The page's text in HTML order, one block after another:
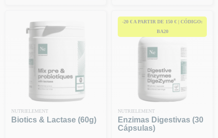
NUTRIELEMENT
Biotics & Lactase (60g)
-20 € A PARTIR DE 150 € | CÓDIGO:
BA20
NUTRIELEMENT
Enzimas Digestivas (30
Cápsulas)